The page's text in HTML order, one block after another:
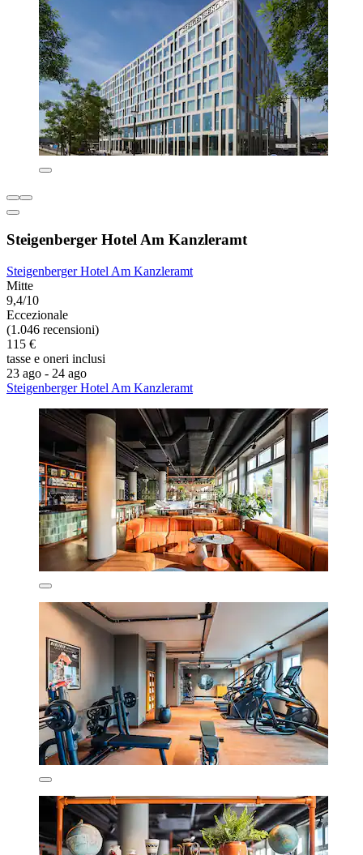
Steigenberger Hotel Am Kanzleramt
Steigenberger Hotel Am Kanzleramt
Mitte
9,4/10
Eccezionale
(1.046 recensioni)
115 €
tasse e oneri inclusi
23 ago - 24 ago
Steigenberger Hotel Am Kanzleramt